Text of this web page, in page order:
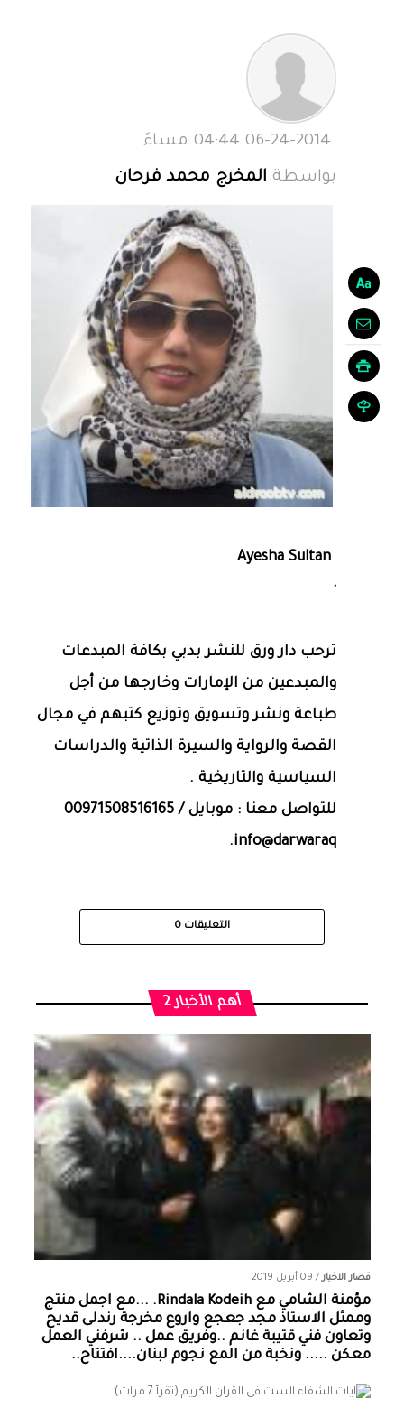
بواسطة المخرج محمد فرحان
Ayesha Sultan
·
ترحب دار ورق للنشر بدبي بكافة المبدعات
والمبدعين من الإمارات وخارجها من أجل
طباعة ونشر وتسويق وتوزيع كتبهم في مجال
القصة والرواية والسيرة الذاتية والدراسات
السياسية والتاريخية .
للتواصل معنا : موبايل / 00971508516165
info@darwaraq.
التعليقات 0
أهم الأخبار 2
قصار الاخبار/ 09 أبريل 2019
مؤمنة الشامي‏ مع ‏‎Rindala Kodeih‎‏. ...مع اجمل منتج
وممثل الاستاذ مجد جعجع واروع مخرجة رندلى قديح
وتعاون فني قتيبة غانم ..وفريق عمل .. شرفني العمل
معكن ..... ونخبة من المع نجوم لبنان....افتتاح..